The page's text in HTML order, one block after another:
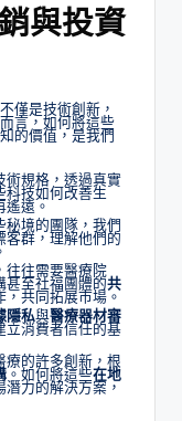
與投資
僅是技術創新，
言，如何將這些
的價值，是我們
術規格，透過真實
科技如何改善生
遙遠。
秘境的團隊，我們
客群，理解他們的
往往需要醫療院
甚至社福團體的共
，共同拓展市場。
隱私與醫療器材審
立消費者信任的基
療的許多創新，根
。如何將這些在地
潛力的解決方案，